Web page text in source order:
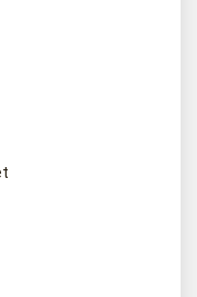
dit vervolgens weer bij
hoeveelheden. Hier
Dit worden dan
gebruikt als
u bij aan een